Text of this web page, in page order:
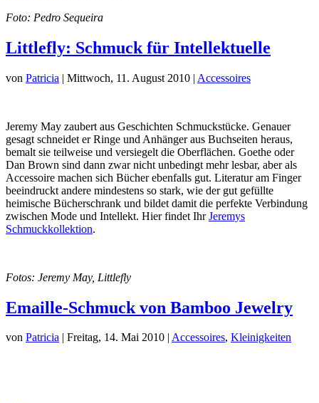
Foto: Pedro Sequeira
Littlefly: Schmuck für Intellektuelle
von Patricia | Mittwoch, 11. August 2010 | Accessoires
Jeremy May zaubert aus Geschichten Schmuckstücke. Genauer
gesagt schneidet er Ringe und Anhänger aus Buchseiten heraus,
bemalt sie teilweise und versiegelt die Oberflächen. Goethe oder
Dan Brown sind dann zwar nicht unbedingt mehr lesbar, aber als
Accessoire machen sich Bücher ebenfalls gut. Literatur am Finger
beeindruckt andere mindestens so stark, wie der gut gefüllte
heimische Bücherschrank und bildet damit die perfekte Verbindung
zwischen Mode und Intellekt. Hier findet IhrJeremys
Schmuckkollektion.
Fotos: Jeremy May, Littlefly
Emaille-Schmuck von Bamboo Jewelry
von Patricia | Freitag, 14. Mai 2010 | Accessoires, Kleinigkeiten